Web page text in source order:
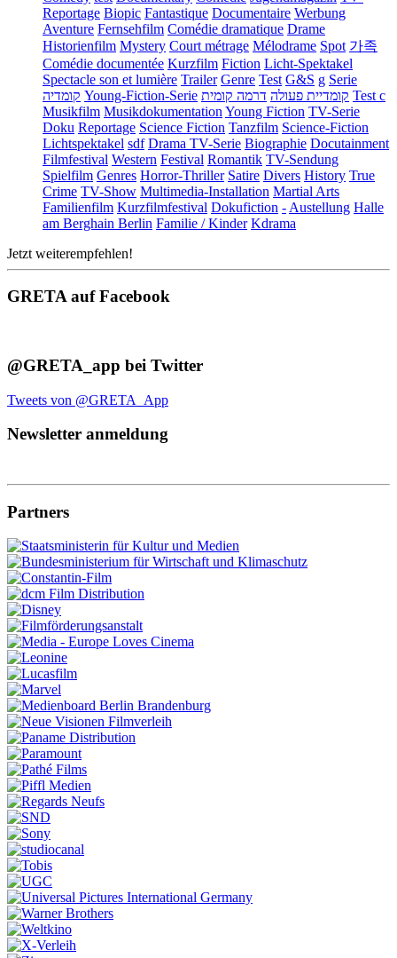
Reportage Biopic Fantastique Documentaire Werbung
Aventure Fernsehfilm Comédie dramatique Drame
Historienfilm Mystery Court métrage Mélodrame Spot 가족
Comédie documentée Kurzfilm Fiction Licht-Spektakel
Spectacle son et lumière Trailer Genre Test G&S g Serie
קומדיה Young-Fiction-Serie קומדיית פעולה דרמה קומית
Test c
Musikfilm Musikdokumentation Young Fiction TV-Serie
Doku Reportage Science Fiction Tanzfilm Science-Fiction
Lichtspektakel sdf Drama TV-Serie Biographie Docutainment
Filmfestival Western Festival Romantik TV-Sendung
Spielfilm Genres Horror-Thriller Satire Divers History True
Crime TV-Show Multimedia-Installation Martial Arts
Familienfilm Kurzfilmfestival Dokufiction - Austellung Halle
am Berghain Berlin Familie / Kinder Kdrama
Jetzt weiterempfehlen!
GRETA auf Facebook
@GRETA_app bei Twitter
Tweets von @GRETA_App
Newsletter anmeldung
Partners